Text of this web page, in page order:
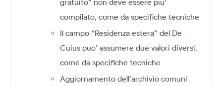
gratuito” non deve essere piu’
compilato, come da specifiche tecniche
Il campo “Residenza estera” del De
Cuius puo’ assumere due valori diversi,
come da specifiche tecniche
Aggiornamento dell’archivio comuni